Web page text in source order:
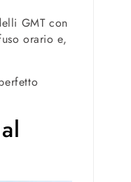
GMT con
orario e,